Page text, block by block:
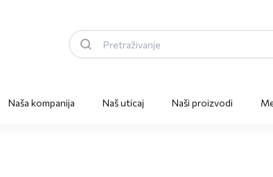
Naša kompanija Naš uticaj Naši proizvodi